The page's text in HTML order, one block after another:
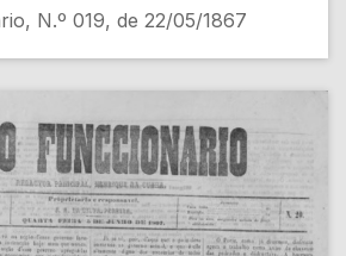
N.º 019, de 22/05/1867